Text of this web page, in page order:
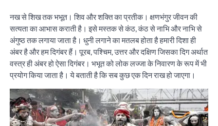
नख से शिख तक भभूत। शिव और शक्ति का प्रतीक। क्षणभंगुर जीवन की
सत्यता का आभास कराती है। इसे मस्तक से कंठ, कंठ से नाभि और नाभि से
अंगुष्ठ तक लगाया जाता है। धुनी लगाने का मतलब होता है हमारी दिशा ही
अंबर है और हम दिगंबर हैं। पूरब, पश्चिम, उत्तर और दक्षिण जिसका दिग अर्थात
वस्त्र ही अंबर हो ऐसा दिगंबर। भभूत को लोक लज्जा के निवारण के रूप में भी
प्रयोग किया जाता है। ये बताती है कि सब कुछ एक दिन राख हो जाएगा।